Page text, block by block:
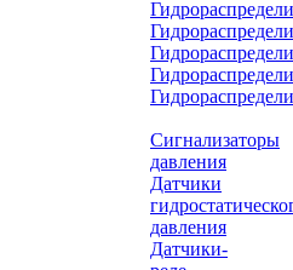
Сигнализаторы
давления
Датчики
давления
Датчики-